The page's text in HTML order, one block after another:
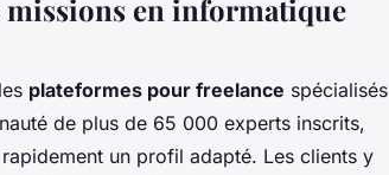
missions en informatique
plateformes pour freelance spécialisés
de plus de 65 000 experts inscrits,
un profil adapté. Les clients y